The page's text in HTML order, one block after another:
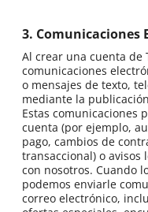
3. Comunicaciones
Al crear una cuenta de
comunicaciones
o mensajes de texto,
mediante la
Estas comunicaciones
cuenta (por ejemplo,
pago, cambios de
transaccional) o avisos
con nosotros. Cuando
podemos enviarle
correo electrónico,